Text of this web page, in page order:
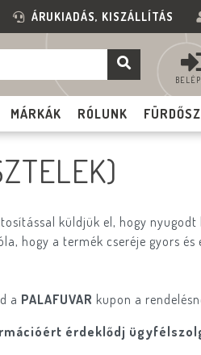
ÁRUKIADÁS, KISZÁLLÍTÁS
MÁRKÁK RÓLUNK
küldjük el, hogy nyugodt
hogy a termék cseréje gyors és
a PALAFUVAR kupon a
érdeklődj